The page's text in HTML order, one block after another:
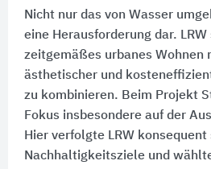
Nicht nur das von Wasser
eine Herausforderung dar.
zeitgemäßes urbanes Wohnen
ästhetischer und
zu kombinieren. Beim Projekt
Fokus insbesondere auf der
Hier verfolgte LRW
Nachhaltigkeitsziele und